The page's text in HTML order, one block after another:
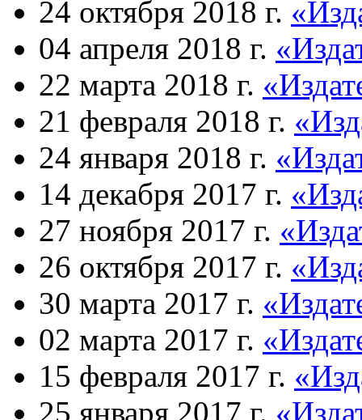
24 октября 2018 г.
04 апреля 2018 г.
22 марта 2018 г.
21 февраля 2018 г.
24 января 2018 г.
14 декабря 2017 г.
27 ноября 2017 г.
26 октября 2017 г.
30 марта 2017 г.
02 марта 2017 г.
15 февраля 2017 г.
25 января 2017 г.